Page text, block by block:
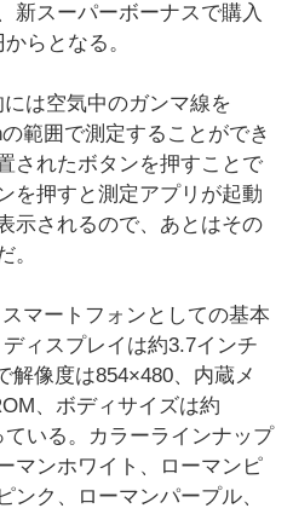
新スーパーボーナスで購入
らとなる。
は空気中のガンマ線を
範囲で測定することができ
されたボタンを押すことで
を押すと測定アプリが起動
示されるので、あとはその
。
マートフォンとしての基本
ィスプレイは約3.7インチ
解像度は854×480、内蔵メ
、ボディサイズは約
いる。カラーラインナップ
マンホワイト、ローマンピ
ンク、ローマンパープル、